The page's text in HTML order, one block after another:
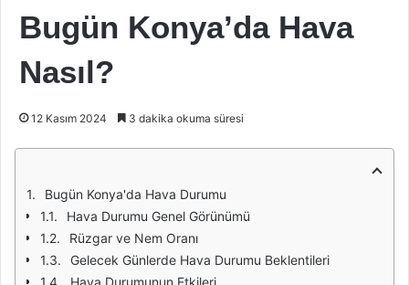
Bugün Konya’da Hava
Nasıl?
12 Kasım 2024 3 dakika okuma süresi
Bugün Konya'da Hava Durumu
Hava Durumu Genel Görünümü
Rüzgar ve Nem Oranı
Gelecek Günlerde Hava Durumu Beklentileri
Hava Durumunun Etkileri